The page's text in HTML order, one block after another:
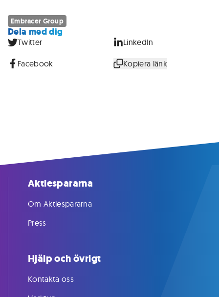
Embracer Group
Dela med dig
Twitter LinkedIn
Facebook Kopiera länk
Aktiespararna
Om Aktiespararna
Press
Hjälp och övrigt
Kontakta oss